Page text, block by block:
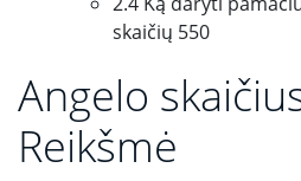
skaičių 550
Angelo
Reikšmė